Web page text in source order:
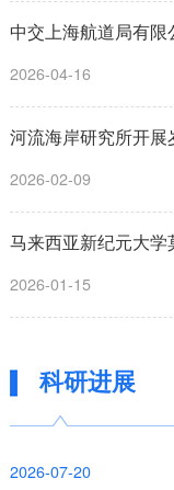
中交上海航道局有
2026-04-16
河流海岸研究所开
2026-02-09
马来西亚新纪元大
2026-01-15
科研进展
2026-07-20